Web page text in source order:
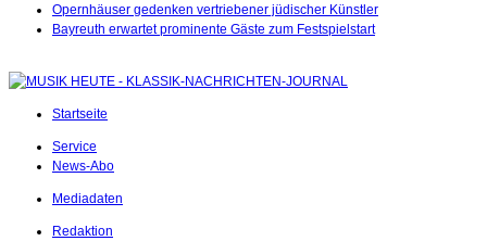
Opernhäuser gedenken vertriebener jüdischer Künstler
Bayreuth erwartet prominente Gäste zum Festspielstart
Startseite
Service
News-Abo
Mediadaten
Redaktion